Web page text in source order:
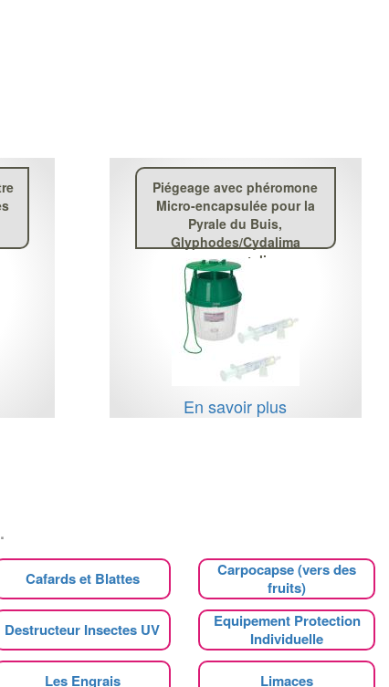
Piégeage avec phéromone
Micro-encapsulée pour la
Pyrale du Buis,
Glyphodes/Cydalima
perspectalis
En savoir plus
Cafards et Blattes
Carpocapse (vers des
fruits)
Destructeur Insectes UV
Equipement Protection
Individuelle
Les Engrais Limaces